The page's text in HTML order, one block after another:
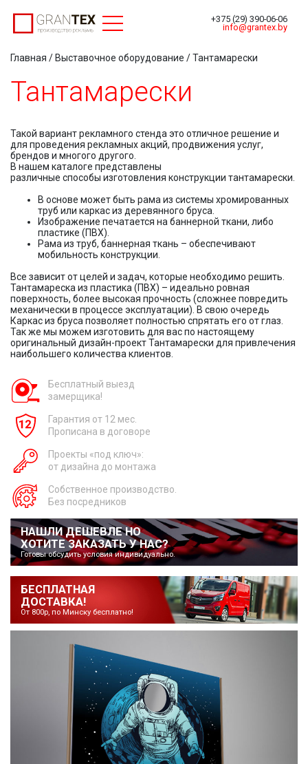
+375 (29) 390-06-06
info@grantex.by
Главная / Выставочное оборудование / Тантамарески
Тантамарески
Такой вариант рекламного стенда это отличное решение и
для проведения рекламных акций, продвижения услуг,
брендов и многого другого.
В нашем каталоге представлены
различные способы изготовления конструкции тантамарески.
В основе может быть рама из системы хромированных
труб или каркас из деревянного бруса.
Изображение печатается на баннерной ткани, либо
пластике (ПВХ).
Рама из труб, баннерная ткань – обеспечивают
мобильность конструкции.
Все зависит от целей и задач, которые необходимо решить.
Тантамареска из пластика (ПВХ) – идеально ровная
поверхность, более высокая прочность (сложнее повредить
механически в процессе эксплуатации). В свою очередь
Каркас из бруса позволяет полностью спрятать его от глаз.
Так же мы можем изготовить для вас по настоящему
оригинальный дизайн-проект Тантамарески для привлечения
наибольшего количества клиентов.
Бесплатный выезд
замерщика!
Гарантия от 12 мес.
Прописана в договоре
Проекты «под ключ»:
от дизайна до монтажа
Собственное производство.
Без посредников
НАШЛИ ДЕШЕВЛЕ НО
ХОТИТЕ ЗАКАЗАТЬ У НАС?
Готовы обсудить условия индивидуально.
БЕСПЛАТНАЯ
ДОСТАВКА!
От 800р, по Минску бесплатно!